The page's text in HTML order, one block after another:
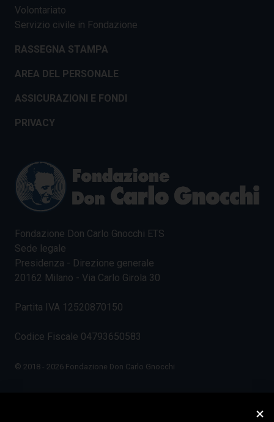
Volontariato
Servizio civile in Fondazione
RASSEGNA STAMPA
AREA DEL PERSONALE
ASSICURAZIONI E FONDI
PRIVACY
Fondazione Don Carlo Gnocchi ETS
Sede legale
Presidenza - Direzione generale
20162 Milano - Via Carlo Girola 30
Partita IVA 12520870150
Codice Fiscale 04793650583
© 2018 - 2026 Fondazione Don Carlo Gnocchi